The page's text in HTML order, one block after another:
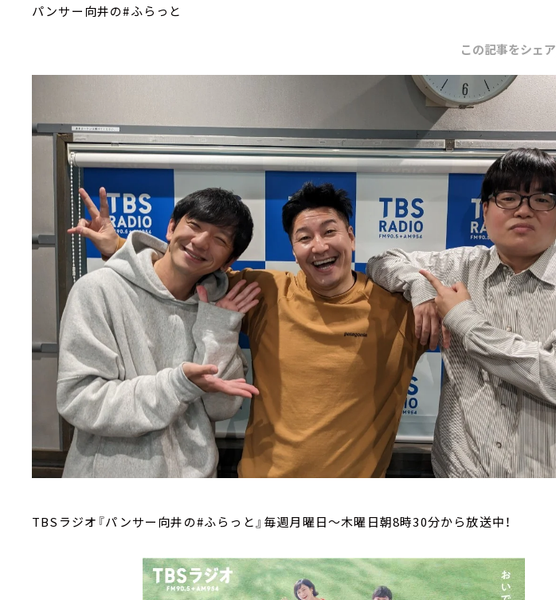
パンサー向井の#ふらっと
この記事をシェア
TBSラジオ『パンサー向井の#ふらっと』毎週月曜日～木曜日朝8時30分から放送中！